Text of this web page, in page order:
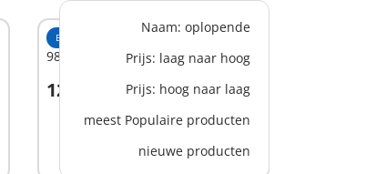
Naam: oplopende
Prijs: laag naar hoog
Prijs: hoog naar laag
meest Populaire producten
nieuwe producten
EXCLUSIEF
9869 - Prinsessenkamer
12,99 €
In winkelwagen